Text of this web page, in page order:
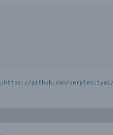
https://github.com/perplexityai/